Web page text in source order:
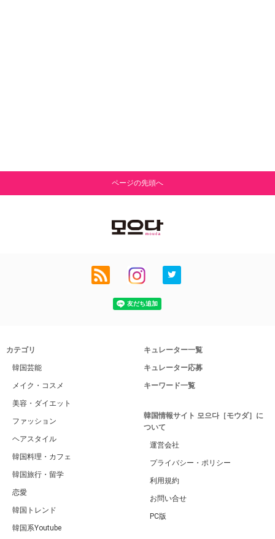
ページの先頭へ
カテゴリ
韓国芸能
メイク・コスメ
美容・ダイエット
ファッション
ヘアスタイル
韓国料理・カフェ
韓国旅行・留学
恋愛
韓国トレンド
韓国系Youtube
キュレーター一覧
キュレーター応募
キーワード一覧
韓国情報サイト 모으다［モウダ］に
ついて
運営会社
プライバシー・ポリシー
利用規約
お問い合せ
PC版